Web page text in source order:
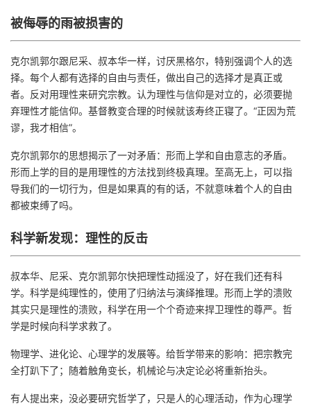
被侮辱的雨被损害的
克尔凯郭尔跟尼采、叔本华一样，讨厌黑格尔，特别强调个人的选
择。每个人都有选择的自由与责任，做出自己的选择才是真正或
者。反对用理性来研究宗教。认为理性与信仰是对立的，必须要抛
弃理性才能信仰。基督教变合理的时候就该寿终正寝了。“正因为荒
谬，我才相信”。
克尔凯郭尔的思想揭示了一对矛盾：形而上学和自由意志的矛盾。
形而上学的目的是用理性的方法找到终极真理。至高无上，可以指
导我们的一切行为，但是如果真的有的话，不就意味着个人的自由
都被束缚了吗。
科学新发现：理性的反击
叔本华、尼采、克尔凯郭尔快把理性动摇没了，好在我们还有科
学。科学是纯理性的，使用了归纳法与演绎推理。形而上学的溃败
其实只是理性的溃败，科学在用一个个奇迹来捍卫理性的尊严。哲
学是时候向科学求救了。
物理学、进化论、心理学的发展等。给哲学带来的影响：把宗教完
全打趴下了；随着触角变长，机械论与决定论必将重新抬头。
有人提出来，没必要研究哲学了，只是人的心理活动，作为心理学